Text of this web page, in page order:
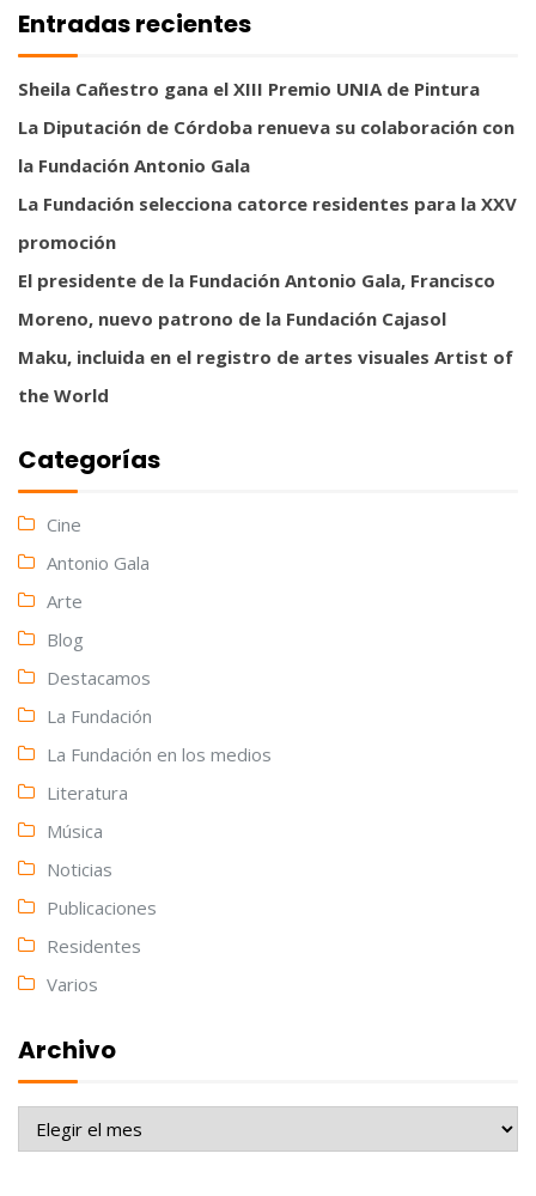
Entradas recientes
Sheila Cañestro gana el XIII Premio UNIA de Pintura
La Diputación de Córdoba renueva su colaboración con
la Fundación Antonio Gala
La Fundación selecciona catorce residentes para la XXV
promoción
El presidente de la Fundación Antonio Gala, Francisco
Moreno, nuevo patrono de la Fundación Cajasol
Maku, incluida en el registro de artes visuales Artist of
the World
Categorías
Cine
Antonio Gala
Arte
Blog
Destacamos
La Fundación
La Fundación en los medios
Literatura
Música
Noticias
Publicaciones
Residentes
Varios
Archivo
Archivo